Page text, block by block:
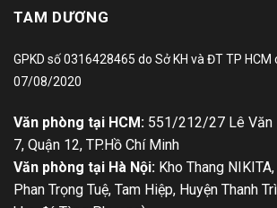
TAM DƯƠNG
GPKD số 0316428465 do Sở KH và ĐT TP HCM
07/08/2020
Văn phòng tại HCM: 551/212/27 Lê Văn
7, Quận 12, TP.Hồ Chí Minh
Văn phòng tại Hà Nội: Kho Thang
Phan Trọng Tuệ, Tam Hiệp, Huyện Thanh